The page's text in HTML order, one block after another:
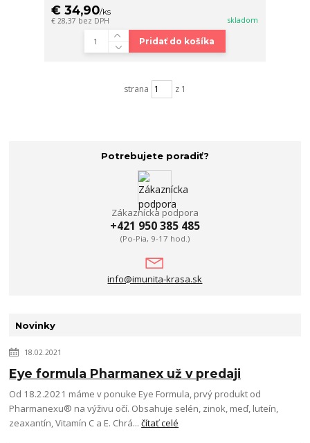
€ 34,90/ks
€ 28,37 bez DPH skladom
Pridať do košíka
strana z 1
Potrebujete poradiť?
Zákaznícka podpora
+421 950 385 485
(Po-Pia, 9-17 hod.)
info@imunita-krasa.sk
Novinky
18.02.2021
Eye formula Pharmanex už v predaji
Od 18.2.2021 máme v ponuke Eye Formula, prvý produkt od
Pharmanexu® na výživu očí. Obsahuje selén, zinok, meď, luteín,
zeaxantín, Vitamín C a E. Chrá...čítať celé